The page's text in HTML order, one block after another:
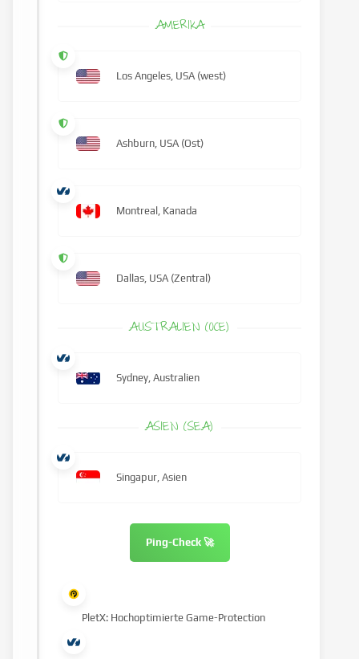
AMERIKA
Los Angeles, USA (west)
Ashburn, USA (Ost)
Montreal, Kanada
Dallas, USA (Zentral)
AUSTRALIEN (OCE)
Sydney, Australien
ASIEN (SEA)
Singapur, Asien
Ping-Check 🚀
PletX: Hochoptimierte Game-Protection